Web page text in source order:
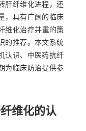
肝纤维化进程，还
，具有广阔的临床
维化治疗并重的策
的推荐。本文系统
认识、中医药抗纤
为临床防治提供参
维化的认